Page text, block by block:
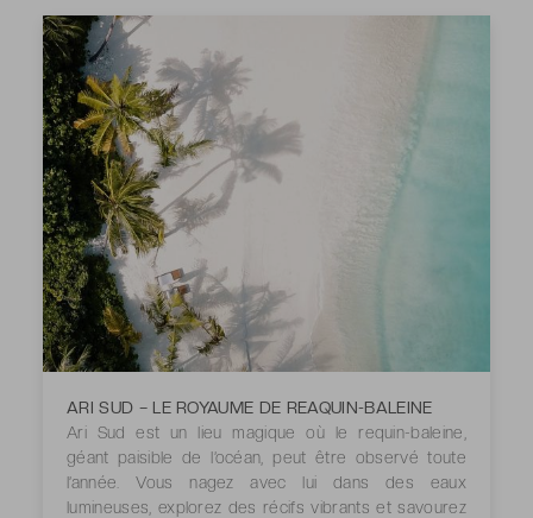
ARI SUD – LE ROYAUME DE REAQUIN-BALEINE
Ari Sud est un lieu magique où le requin-baleine,
géant paisible de l’océan, peut être observé toute
l’année. Vous nagez avec lui dans des eaux
lumineuses, explorez des récifs vibrants et savourez